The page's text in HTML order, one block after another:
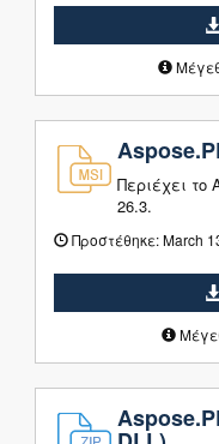
Περιέχει το
26.3.
Προστέθηκε:March